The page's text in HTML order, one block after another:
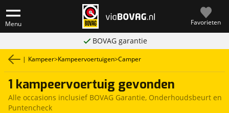
Menu Favorieten
BOVAG garantie
| Kampeer>Kampeervoertuigen>Camper
1 kampeervoertuig gevonden
Alle occasions inclusief BOVAG Garantie, Onderhoudsbeurt en
Puntencheck